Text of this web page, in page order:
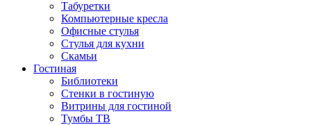
Табуретки
Компьютерные кресла
Офисные стулья
Стулья для кухни
Скамьи
Гостиная
Библиотеки
Стенки в гостиную
Витрины для гостиной
Тумбы ТВ